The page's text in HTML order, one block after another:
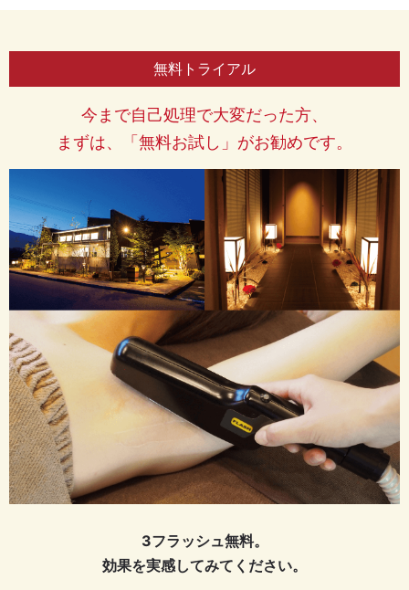
無料トライアル
今まで自己処理で大変だった方、
まずは、「無料お試し」がお勧めです。
3フラッシュ無料。
効果を実感してみてください。